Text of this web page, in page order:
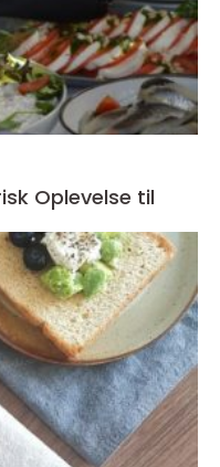
Oplevelse til